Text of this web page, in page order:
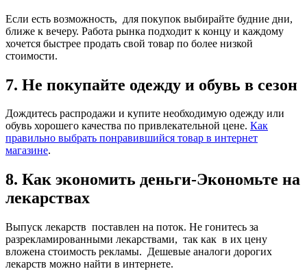
Если есть возможность, для покупок выбирайте будние дни,
ближе к вечеру. Работа рынка подходит к концу и каждому
хочется быстрее продать свой товар по более низкой
стоимости.
7. Не покупайте одежду и обувь в сезон
Дождитесь распродажи и купите необходимую одежду или
обувь хорошего качества по привлекательной цене. Как
правильно выбрать понравившийся товар в интернет
магазине.
8. Как экономить деньги-Экономьте на
лекарствах
Выпуск лекарств поставлен на поток. Не гонитесь за
разрекламированными лекарствами, так как в их цену
вложена стоимость рекламы. Дешевые аналоги дорогих
лекарств можно найти в интернете.